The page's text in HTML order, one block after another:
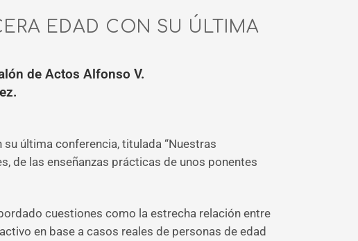
EDAD CON SU ÚLTIMA
de Actos Alfonso V.
última conferencia, titulada “Nuestras
de las enseñanzas prácticas de unos ponentes
cuestiones como la estrecha relación entre
en base a casos reales de personas de edad